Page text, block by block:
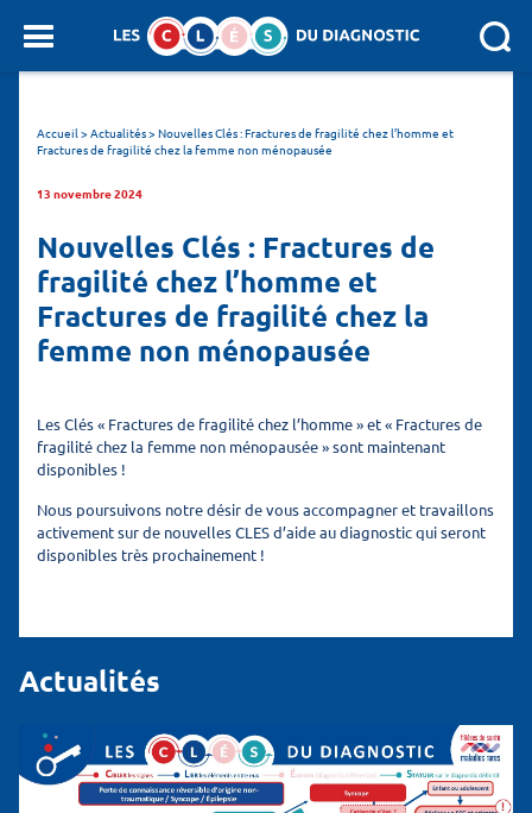
SEARCH :
Accueil>Actualités>Nouvelles Clés : Fractures de fragilité chez l’homme et
Fractures de fragilité chez la femme non ménopausée
13 novembre 2024
Nouvelles Clés : Fractures de
fragilité chez l’homme et
Fractures de fragilité chez la
femme non ménopausée
Les Clés « Fractures de fragilité chez l’homme » et « Fractures de
fragilité chez la femme non ménopausée » sont maintenant
disponibles !
Nous poursuivons notre désir de vous accompagner et travaillons
activement sur de nouvelles CLES d’aide au diagnostic qui seront
disponibles très prochainement !
Actualités